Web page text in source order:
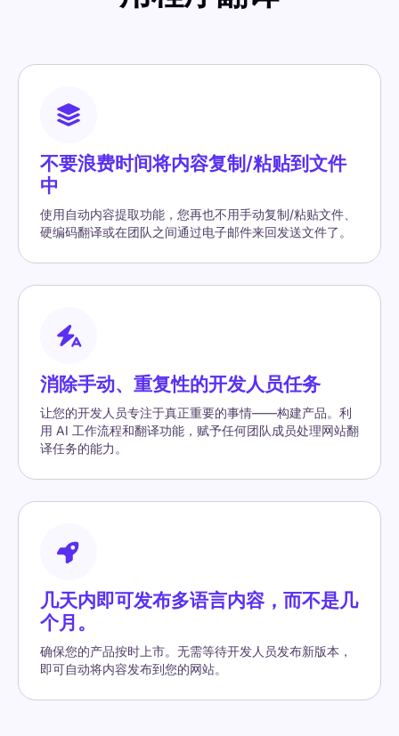
不要浪费时间将内容复制/粘贴到文件
中
使用自动内容提取功能，您再也不用手动复制/粘贴文件、
硬编码翻译或在团队之间通过电子邮件来回发送文件了。
消除手动、重复性的开发人员任务
让您的开发人员专注于真正重要的事情——构建产品。利
用 AI 工作流程和翻译功能，赋予任何团队成员处理网站翻
译任务的能力。
几天内即可发布多语言内容，而不是几
个月。
确保您的产品按时上市。无需等待开发人员发布新版本，
即可自动将内容发布到您的网站。